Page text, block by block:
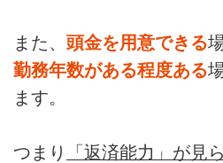
また、 頭金を用意できる
勤務年数がある程度ある
ます。
つまり 「返済能力」が見